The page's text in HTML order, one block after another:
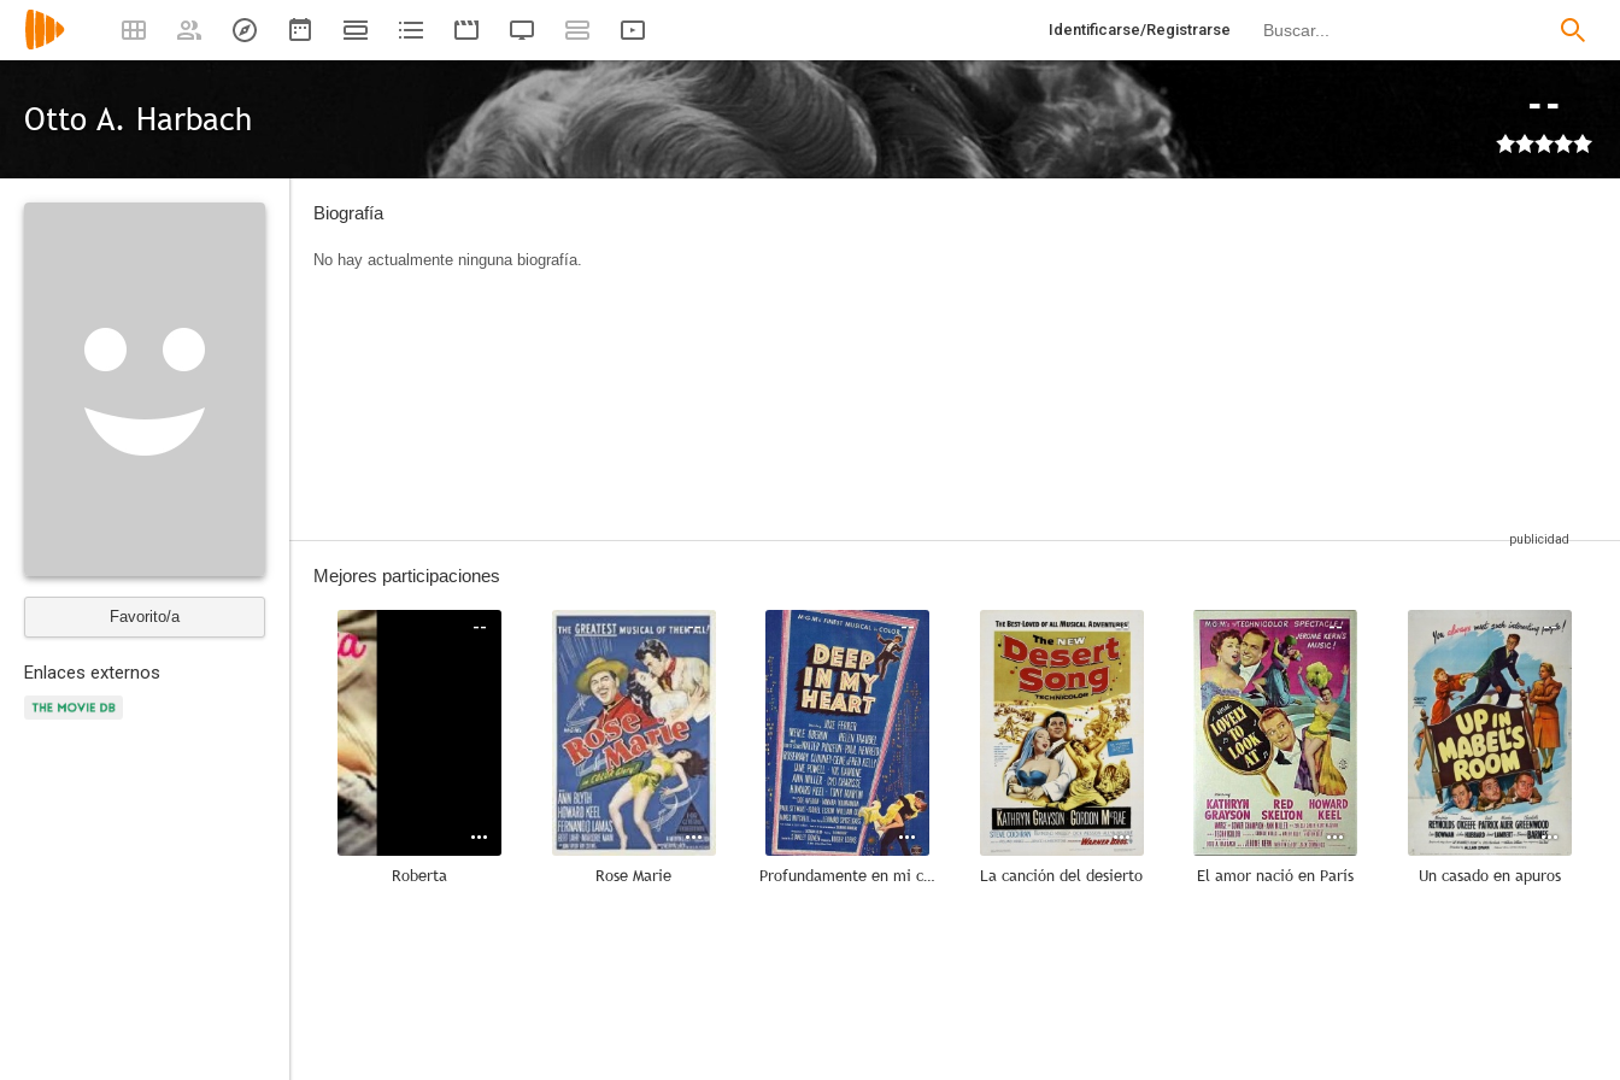
Identificarse/Registrarse
Otto A. Harbach --
Favorito/a
Enlaces externos
Biografía
No hay actualmente ninguna biografía.
Mejores participaciones
--
Roberta
--
Rose Marie
--
Profundamente en mi corazón
--
La canción del desierto
--
El amor nació en París
--
Un casado en apuros